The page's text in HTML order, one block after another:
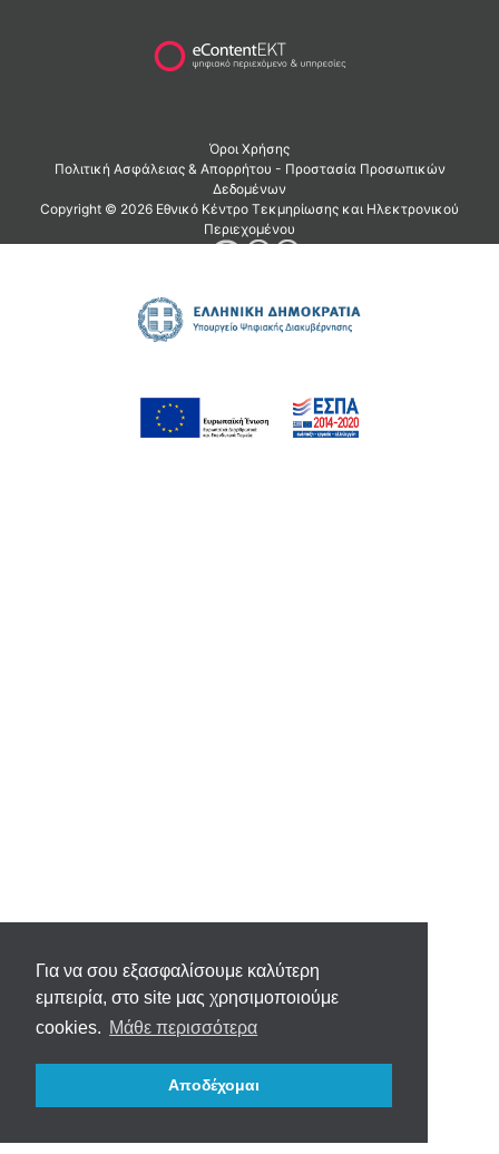
Για να σου εξασφαλίσουμε καλύτερη
εμπειρία, στο site μας χρησιμοποιούμε
cookies. Μάθε περισσότερα
Αποδέχομαι